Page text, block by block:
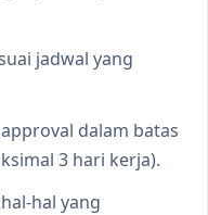
jadwal yang
dalam batas
3 hari kerja).
hal yang